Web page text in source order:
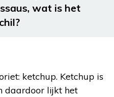
wat is het
ketchup. Ketchup is
daardoor lijkt het